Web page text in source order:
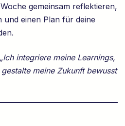
gemeinsam reflektieren,
und einen Plan für deine
„Ich integriere meine Learnings,
meine Zukunft bewusst